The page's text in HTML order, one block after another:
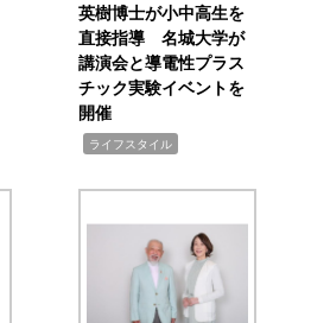
英樹博士が小中高生を
直接指導 名城大学が
講演会と導電性プラス
チック実験イベントを
開催
ライフスタイル